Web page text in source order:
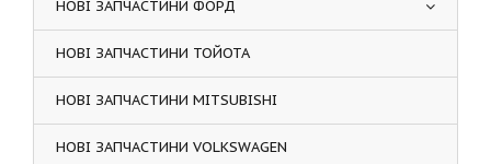
НОВІ ЗАПЧАСТИНИ ФОРД
НОВІ ЗАПЧАСТИНИ ТОЙОТА
НОВІ ЗАПЧАСТИНИ MITSUBISHI
НОВІ ЗАПЧАСТИНИ VOLKSWAGEN